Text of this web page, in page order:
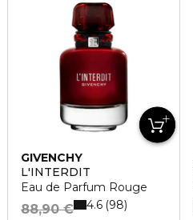
GIVENCHY
L'INTERDIT
Eau de Parfum Rouge
88,90 € 4.6 98